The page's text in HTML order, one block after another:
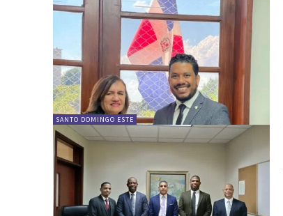
SANTO DOMINGO ESTE